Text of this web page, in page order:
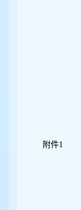
附件1